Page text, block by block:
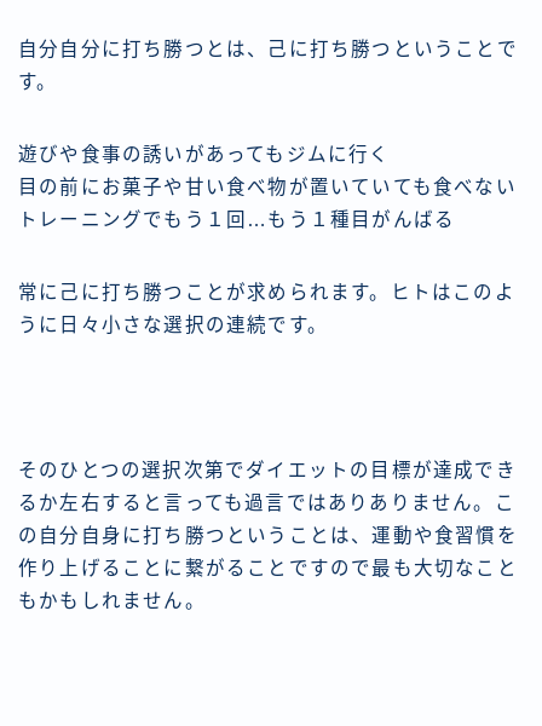
自分自分に打ち勝つとは、己に打ち勝つということで
す。
遊びや食事の誘いがあってもジムに行く
目の前にお菓子や甘い食べ物が置いていても食べない
トレーニングでもう１回…もう１種目がんばる
常に己に打ち勝つことが求められます。ヒトはこのよ
うに日々小さな選択の連続です。
そのひとつの選択次第でダイエットの目標が達成でき
るか左右すると言っても過言ではありありません。こ
の自分自身に打ち勝つということは、運動や食習慣を
作り上げることに繋がることですので最も大切なこと
もかもしれません。